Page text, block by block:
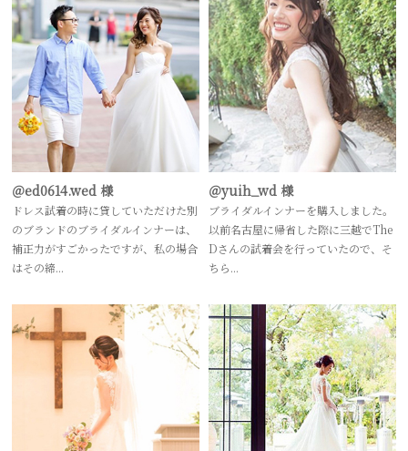
＠ed0614.wed 様
ドレス試着の時に貸していただけた別
のブランドのブライダルインナーは、
補正力がすごかったですが、私の場合
はその締...
＠yuih_wd 様
ブライダルインナーを購入しました。
以前名古屋に帰省した際に三越でThe
Dさんの試着会を行っていたので、そ
ちら...